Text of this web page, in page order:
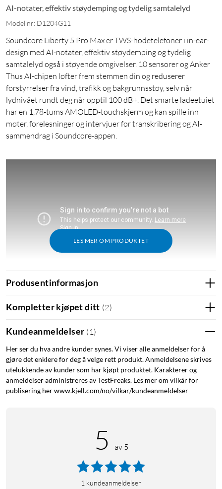
AI-notater, effektiv støydemping og tydelig samtalelyd
Modellnr: D1204G11
Soundcore Liberty 5 Pro Max er TWS-hodetelefoner i in-ear-
design med AI-notater, effektiv støydemping og tydelig
samtalelyd også i støyende omgivelser. 10 sensorer og Anker
Thus AI-chipen løfter frem stemmen din og reduserer
forstyrrelser fra vind, trafikk og bakgrunnsstøy, selv når
lydnivået rundt deg når opptil 100 dB+. Det smarte ladeetuiet
har en 1,78-tums AMOLED-touchskjerm og kan spille inn
møter, forelesninger og intervjuer for transkribering og AI-
sammendrag i Soundcore-appen.
LES MER OM PRODUKTET
Kort om produktet
AI Note-Taker spiller inn og oppsummerer
Tydelige samtaler i lydnivåer opptil 100 dB+
Adaptive ANC 4.0 demper forstyrrende lyd
Dolby Atmos, LDAC og Hi-Res-lyd
HearID 5.0 tilpasser lyden etter hørselen din
IP55 – tåler støv og vannsprut
fange innholdet i møter, forelesninger og intervjuer.
Ladeetuiet kan spille inn lyden, og via Soundcore-appen kan
opptaket transkriberes, oppsummeres og omgjøres til tydelige
oppfølgingspunkter. Det gjør hodetelefonene særlig nyttige
når du vil kunne lytte aktivt uten å notere alt selv.
Produsentinformasjon
Kompletter kjøpet ditt (2)
Kundeanmeldelser ( 1)
Her ser du hva andre kunder synes. Vi viser alle anmeldelser for å
gjøre det enklere for deg å velge rett produkt. Anmeldelsene skrives
utelukkende av kunder som har kjøpt produktet. Karakterer og
anmeldelser administreres av TestFreaks. Les mer om vilkår for
publisering her www.kjell.com/no/vilkar/kundeanmeldelser
5 av 5
1 kundeanmeldelser